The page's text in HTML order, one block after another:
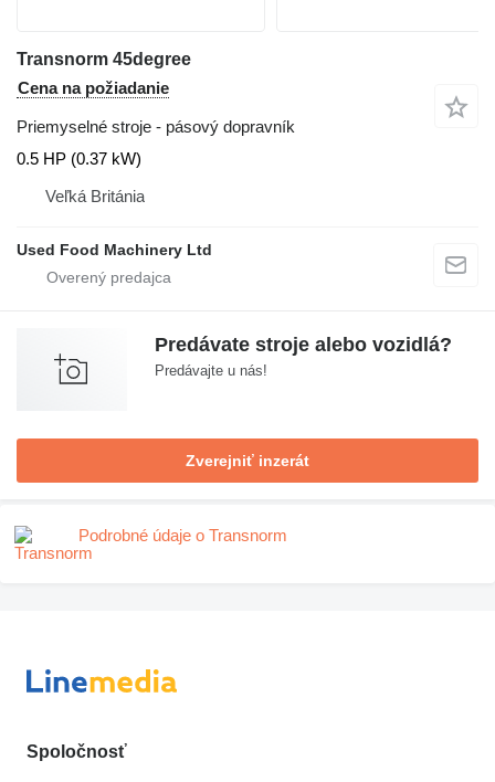
Transnorm 45degree
Cena na požiadanie
Priemyselné stroje - pásový dopravník
0.5 HP (0.37 kW)
Veľká Británia
Used Food Machinery Ltd
Predávate stroje alebo vozidlá?
Predávajte u nás!
Zverejniť inzerát
Podrobné údaje o Transnorm
Spoločnosť